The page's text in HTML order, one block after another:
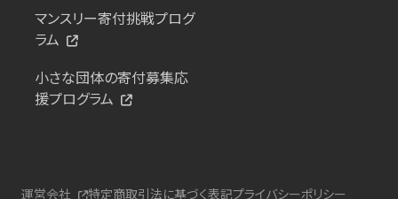
マンスリー寄付挑戦プログ
ラム
小さな団体の寄付募集応
援プログラム
運営会社 特定商取引法に基づく表記プライバシーポリシー